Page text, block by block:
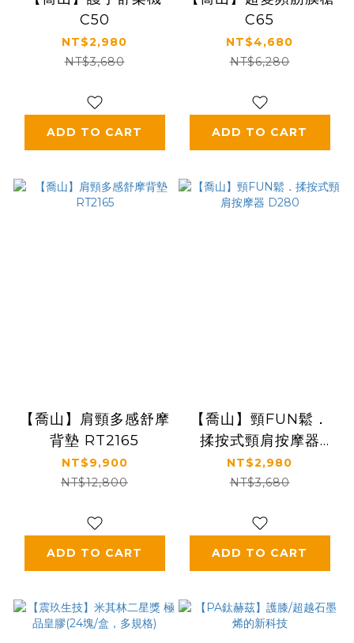
C50
NT$2,980
NT$3,680
ADD TO CART
C65
NT$4,680
NT$6,280
ADD TO CART
【喬山】肩頸多感舒摩
背墊 RT2165
NT$9,900
NT$12,800
ADD TO CART
【喬山】頸FUN鬆．
揉按式頸肩按摩器
D280
NT$2,980
NT$3,680
ADD TO CART